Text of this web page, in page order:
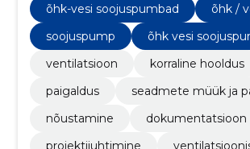
õhk-vesi soojuspumbad
õhk /
soojuspump
õhk vesi
ventilatsioon
korraline hooldus
paigaldus
seadmete müük ja
nõustamine
dokumentatsioon
projektijuhtimine